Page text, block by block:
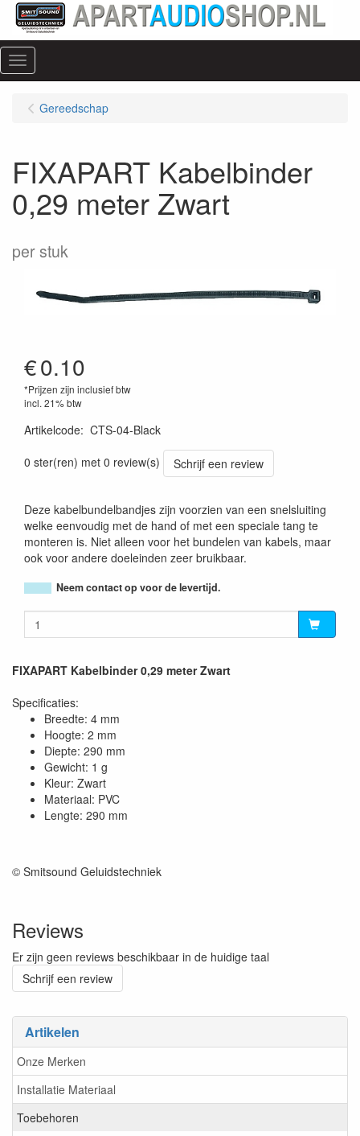
Menu
Artikelen
Onze Merken
Installatie Materiaal
Toebehoren
Gereedschap
FIXAPART Kabelbinder
0,29 meter Zwart
per stuk
€0.10
*Prijzen zijn inclusief btw
incl. 21% btw
Artikelcode: CTS-04-Black
0 ster(ren) met 0 review(s)
Schrijf een review
Deze kabelbundelbandjes zijn voorzien van een snelsluiting
welke eenvoudig met de hand of met een speciale tang te
monteren is. Niet alleen voor het bundelen van kabels, maar
ook voor andere doeleinden zeer bruikbaar.
Neem contact op voor de levertijd.
FIXAPART Kabelbinder 0,29 meter Zwart
Specificaties:
Breedte: 4 mm
Hoogte: 2 mm
Diepte: 290 mm
Gewicht: 1 g
Kleur: Zwart
Materiaal: PVC
Lengte: 290 mm
© Smitsound Geluidstechniek
Reviews
Er zijn geen reviews beschikbaar in de huidige taal
Schrijf een review